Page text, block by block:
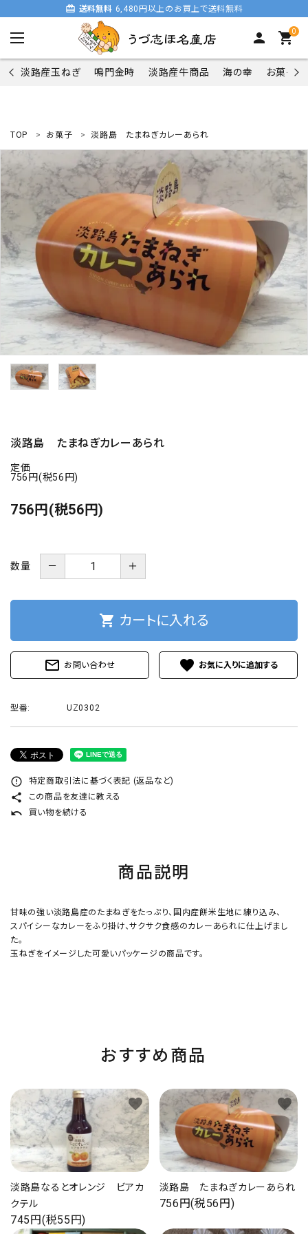
card_giftcard 送料無料 6,480円以上のお買上で送料無料
person 0
shopping_cart
淡路産玉ねぎ 鳴門金時 淡路産牛商品 海の幸 お菓子類
search
商品一覧
淡路産玉ねぎ
鳴門金時
淡路産牛商品
海の幸
お菓子類
玉ちゃん・雑貨
INFORMATIOM
会社概要
よくある質問
お問い合わせ
プライバシーポリシー
TOP お菓子 淡路島 たまねぎカレーあられ
淡路島 たまねぎカレーあられ
定価
756円(税56円)
756円(税56円)
数量 － ＋
shopping_cart カートに入れる
mail_outline お問い合わせ favorite
型番: UZ0302
error_outline 特定商取引法に基づく表記 (返品など)
share この商品を友達に教える
undo 買い物を続ける
商品説明
甘味の強い淡路島産のたまねぎをたっぷり、国内産餅米生地に練り込み、
スパイシーなカレーをふり掛け、サクサク食感のカレーあられに仕上げまし
た。
玉ねぎをイメージした可愛いパッケージの商品です。
おすすめ商品
淡路島なるとオレンジ ビアカ
クテル
745円(税55円)
favorite
淡路島 たまねぎカレーあられ
756円(税56円)
favorite